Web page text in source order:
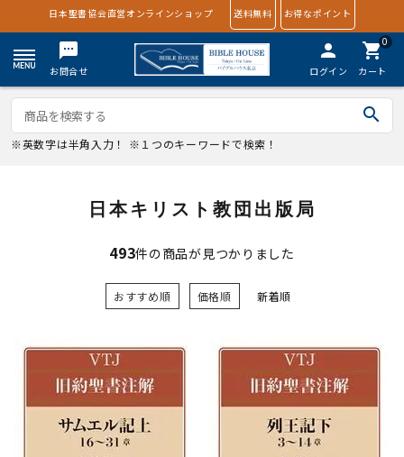
日本聖書協会直営オンラインショップ 送料無料 お得なポイント
textsms
お問合せ
person
ログイン
0
shopping_cart
カート
search
※英数字は半角入力！ ※１つのキーワードで検索！
日本キリスト教団出版局
493件の商品が見つかりました
おすすめ順 価格順 新着順